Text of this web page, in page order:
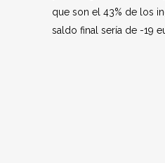
que son el 43% de los
saldo final sería de -19